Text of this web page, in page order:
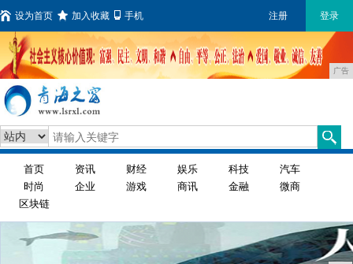
设为首页 加入收藏 手机 注册 登录
广告
首页 资讯 财经 娱乐 科技
汽车
时尚
企业 游戏 商讯 金融
微商
区块链